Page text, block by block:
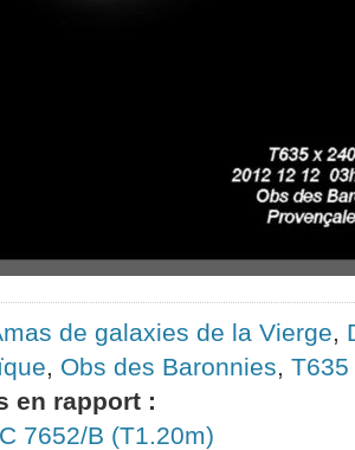
de galaxies de la Vierge
Obs des Baronnies T635
en rapport :
7652/B (T1.20m)